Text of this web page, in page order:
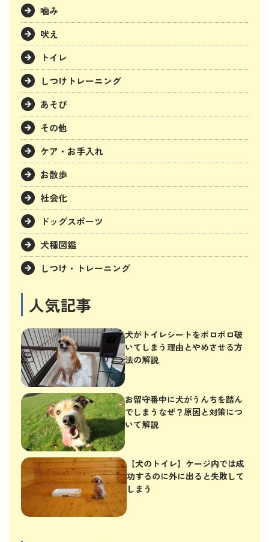
噛み
吠え
トイレ
しつけトレーニング
あそび
その他
ケア・お手入れ
お散歩
社会化
ドッグスポーツ
犬種図鑑
しつけ・トレーニング
人気記事
犬がトイレシートをボロボロ破
いてしまう理由とやめさせる方
法の解説
お留守番中に犬がうんちを踏ん
でしまうなぜ？原因と対策につ
いて解説
【犬のトイレ】ケージ内では成
功するのに外に出ると失敗して
しまう